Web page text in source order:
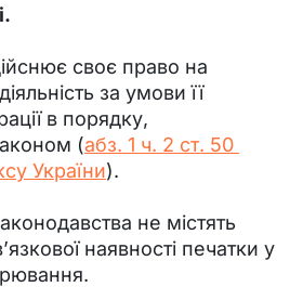
своє право на
за умови її
в порядку,
(абз. 1 ч. 2 ст. 50
України).
не містять
наявності печатки у